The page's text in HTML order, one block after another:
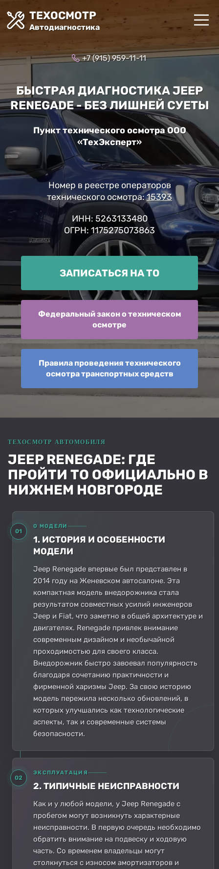
ТЕХОСМОТР
Автодиагностика
+7 (915) 959-11-11
БЫСТРАЯ ДИАГНОСТИКА JEEP
RENEGADE - БЕЗ ЛИШНЕЙ СУЕТЫ
Пункт технического осмотра ООО
«ТехЭксперт»
Номер в реестре операторов
технического осмотра:15393
ИНН: 5263133480
ОГРН: 1175275073863
ЗАПИСАТЬСЯ НА ТО
Федеральный закон о техническом
осмотре
Правила проведения технического
осмотра транспортных средств
JEEP RENEGADE: ГДЕ
ПРОЙТИ ТО ОФИЦИАЛЬНО В
НИЖНЕМ НОВГОРОДЕ
01
О МОДЕЛИ
1. ИСТОРИЯ И ОСОБЕННОСТИ
МОДЕЛИ
Jeep Renegade впервые был представлен в
2014 году на Женевском автосалоне. Эта
компактная модель внедорожника стала
результатом совместных усилий инженеров
Jeep и Fiat, что заметно в общей архитектуре и
двигателях. Renegade привлек внимание
современным дизайном и необычайной
проходимостью для своего класса.
Внедорожник быстро завоевал популярность
благодаря сочетанию практичности и
фирменной харизмы Jeep. За свою историю
модель пережила несколько обновлений, в
которых улучшались как технологические
аспекты, так и современные системы
безопасности.
02
ЭКСПЛУАТАЦИЯ
2. ТИПИЧНЫЕ НЕИСПРАВНОСТИ
Как и у любой модели, у Jeep Renegade с
пробегом могут возникнуть характерные
неисправности. В первую очередь необходимо
обратить внимание на подвеску и ходовую
часть. Со временем владельцы могут
столкнуться с износом амортизаторов и